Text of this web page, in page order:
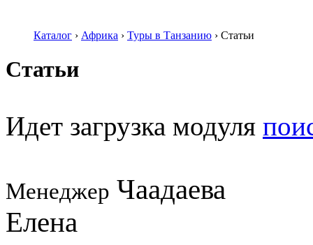
Каталог › Африка › Туры в Танзанию › Статьи
Статьи
Идет загрузка модуля
Менеджер Чаадаева
Елена